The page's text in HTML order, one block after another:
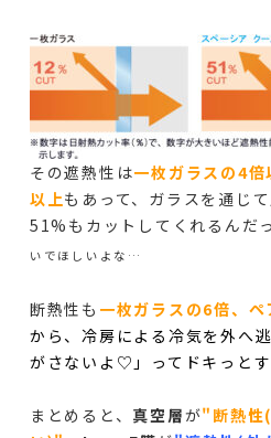
その遮熱性は一枚ガラスの4
以上もあって、ガラスを通じ
51%もカットしてくれるんだっ
いでほしいよな…
断熱性も 一枚ガラスの6倍、
から、冷房による冷気を外へ
がさないよ♡」ってドキっとす
まとめると、 真空層が"断熱性